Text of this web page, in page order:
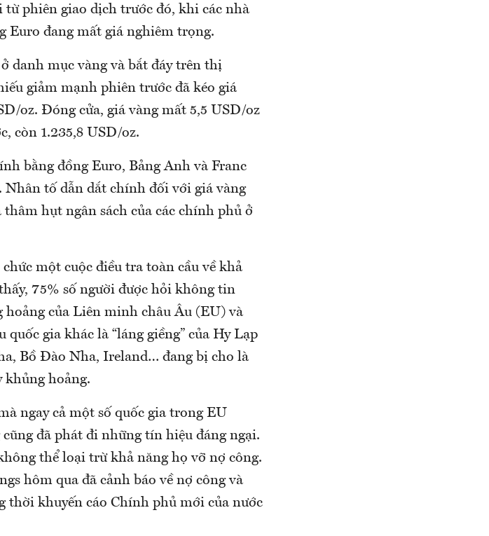
từ phiên giao dịch trước đó, khi các nhà
Euro đang mất giá nghiêm trọng.
danh mục vàng và bắt đáy trên thị
giảm mạnh phiên trước đã kéo giá
oz. Đóng cửa, giá vàng mất 5,5 USD/oz
còn 1.235,8 USD/oz.
bằng đồng Euro, Bảng Anh và Franc
Nhân tố dẫn dắt chính đối với giá vàng
hụt ngân sách của các chính phủ ở
một cuộc điều tra toàn cầu về khả
75% số người được hỏi không tin
của Liên minh châu Âu (EU) và
gia khác là “láng giềng” của Hy Lạp
Bồ Đào Nha, Ireland… đang bị cho là
khủng hoảng.
ngay cả một số quốc gia trong EU
đã phát đi những tín hiệu đáng ngại.
thể loại trừ khả năng họ vỡ nợ công.
hôm qua đã cảnh báo về nợ công và
thời khuyến cáo Chính phủ mới của nước